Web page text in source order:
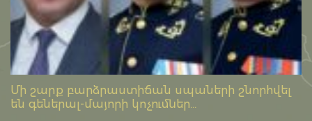
Մի շարք բարձրաստիճան սպաների շնորհվել
են գեներալ-մայորի կոչումներ...